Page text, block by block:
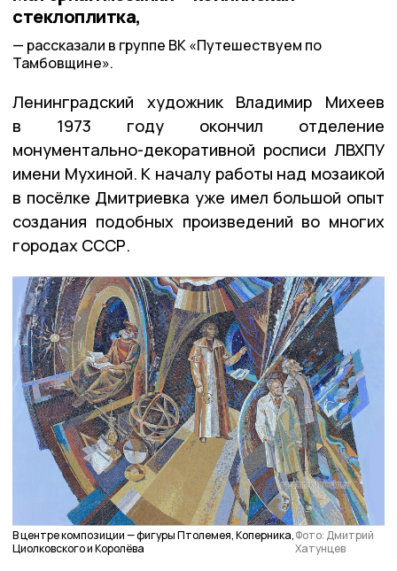
стеклоплитка,
рассказали в группе ВК «Путешествуем по
Тамбовщине».
Ленинградский художник Владимир Михеев
в 1973 году окончил отделение
монументально-декоративной росписи ЛВХПУ
имени Мухиной. К началу работы над мозаикой
в посёлке Дмитриевка уже имел большой опыт
создания подобных произведений во многих
городах СССР.
В центре композиции — фигуры Птолемея, Коперника,
Циолковского и Королёва
Фото: Дмитрий
Хатунцев